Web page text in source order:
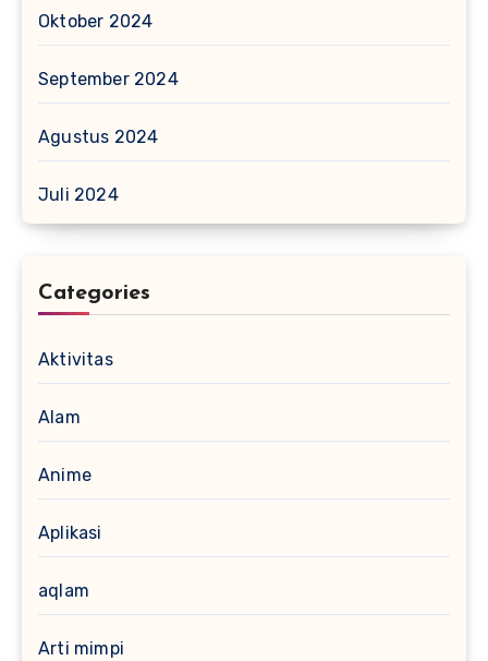
Oktober 2024
September 2024
Agustus 2024
Juli 2024
Categories
Aktivitas
Alam
Anime
Aplikasi
aqlam
Arti mimpi